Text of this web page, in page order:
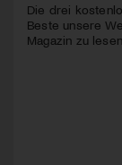
Die drei
Beste unsere
Magazin zu